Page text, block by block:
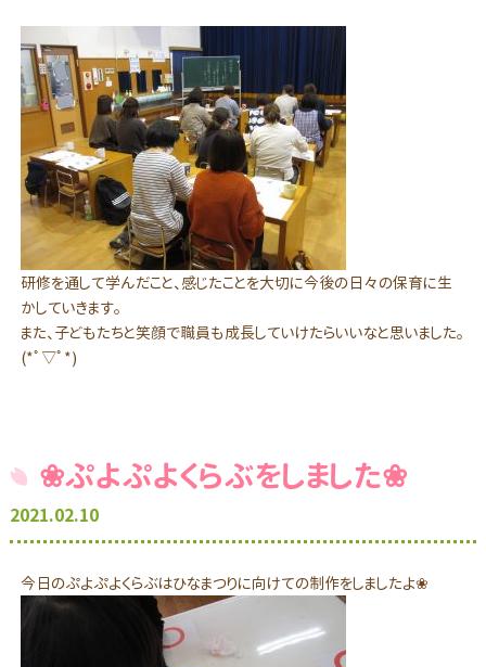
研修を通して学んだこと、感じたことを大切に今後の日々の保育に生
かしていきます。
また、子どもたちと笑顔で職員も成長していけたらいいなと思いました。
(*ﾟ▽ﾟ*)
❀ぷよぷよくらぶをしました❀
2021.02.10
今日のぷよぷよくらぶはひなまつりに向けての制作をしましたよ❀